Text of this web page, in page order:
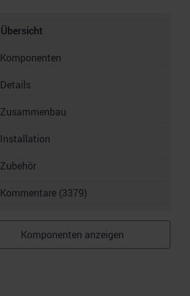
Übersicht
Komponenten
Details
Zusammenbau
Installation
Zubehör
Kommentare (3379)
Komponenten anzeigen